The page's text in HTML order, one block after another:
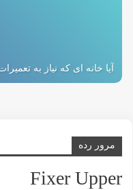
آیا خانه ای که نیاز به
مرور رده
Fixer Upper